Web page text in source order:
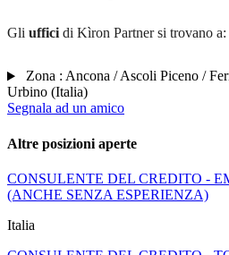
Gli ufficidi Kìron Partner si trovano
Zona : Ancona / Ascoli Piceno /
Urbino (Italia)
Segnala ad un amico
Altre posizioni aperte
CONSULENTE DEL CREDITO -
(ANCHE SENZA ESPERIENZA)
Italia